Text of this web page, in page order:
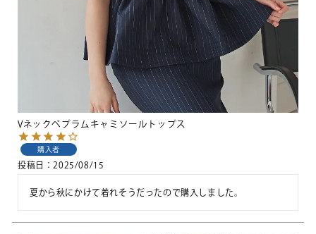
Vネックペプラムキャミソールトップス
購入者
投稿日 2025/08/15